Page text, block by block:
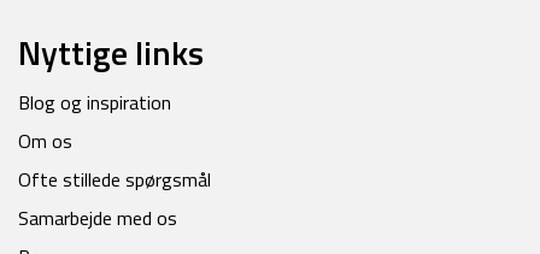
Nyttige links
Blog og inspiration
Om os
Ofte stillede spørgsmål
Samarbejde med os